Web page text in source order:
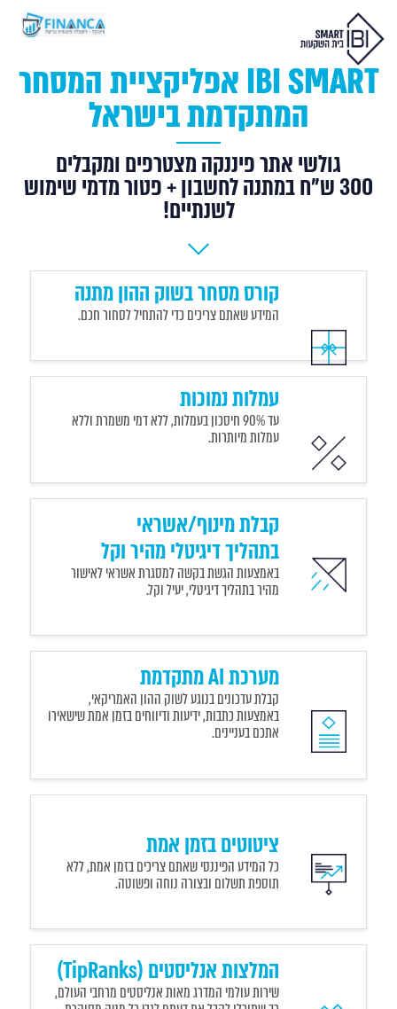
IBI SMART אפליקציית המסחר
המתקדמת בישראל
גולשי אתר פיננקה מצטרפים ומקבלים
300 ש"ח במתנה לחשבון + פטור מדמי שימוש
לשנתיים!
קורס מסחר בשוק ההון מתנה
המידע שאתם צריכים כדי להתחיל לסחור חכם.
עמלות נמוכות
עד 90% חיסכון בעמלות, ללא דמי משמרת וללא
עמלות מיותרות.
קבלת מינוף/אשראי
בתהליך דיגיטלי מהיר וקל
באמצעות הגשת בקשה למסגרת אשראי לאישור
מהיר בתהליך דיגיטלי, יעיל וקל.
מערכת AI מתקדמת
קבלת עדכונים בנוגע לשוק ההון האמריקאי,
באמצעות כתבות, ידיעות ודיווחים בזמן אמת שישאירו
אתכם בעניינים.
ציטוטים בזמן אמת
כל המידע הפיננסי שאתם צריכים בזמן אמת, ללא
תוספת תשלום ובצורה נוחה ופשוטה.
המלצות אנליסטים (TipRanks)
שירות עולמי המדרג מאות אנליסטים מרחבי העולם,